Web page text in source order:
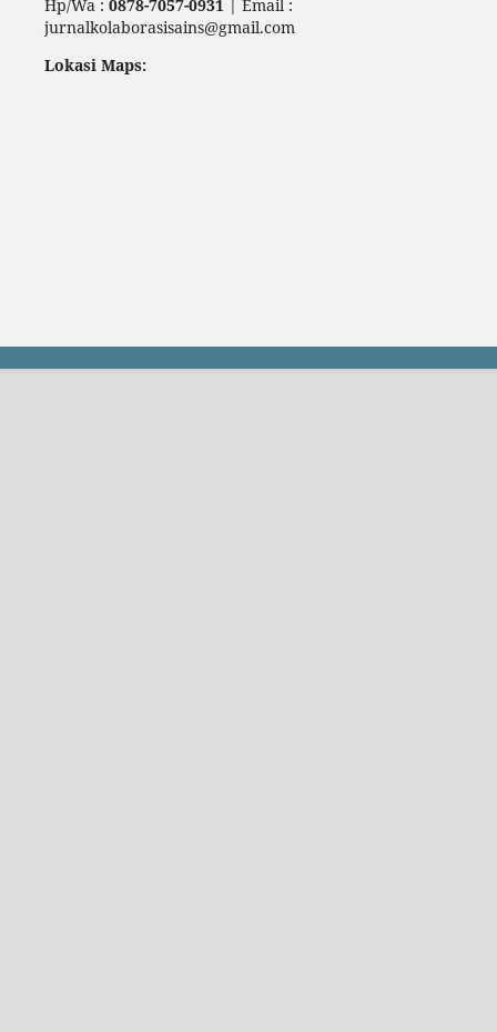
Hp/Wa : 0878-7057-0931 | Email :
jurnalkolaborasisains@gmail.com
Lokasi Maps: